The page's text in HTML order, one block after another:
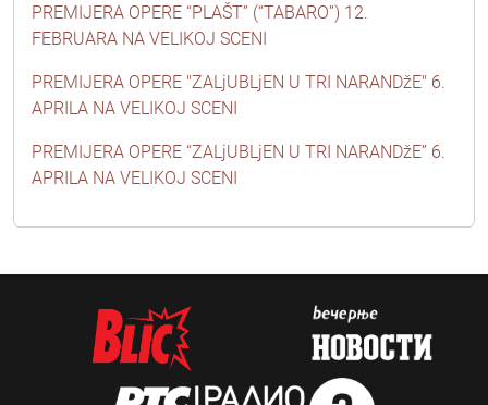
PREMIJERA OPERE “PLAŠT” (“TABARO”) 12.
FEBRUARA NA VELIKOJ SCENI
PREMIJERA OPERE "ZALjUBLjEN U TRI NARANDžE" 6.
APRILA NA VELIKOJ SCENI
PREMIJERA OPERE “ZALjUBLjEN U TRI NARANDžE” 6.
APRILA NA VELIKOJ SCENI